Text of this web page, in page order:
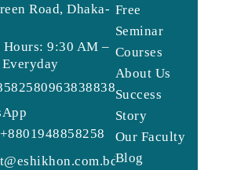
Road, Dhaka-
9:30 AM –
09638388388
Free
Seminar
Courses
About Us
Success
Story
Our Faculty
Blog